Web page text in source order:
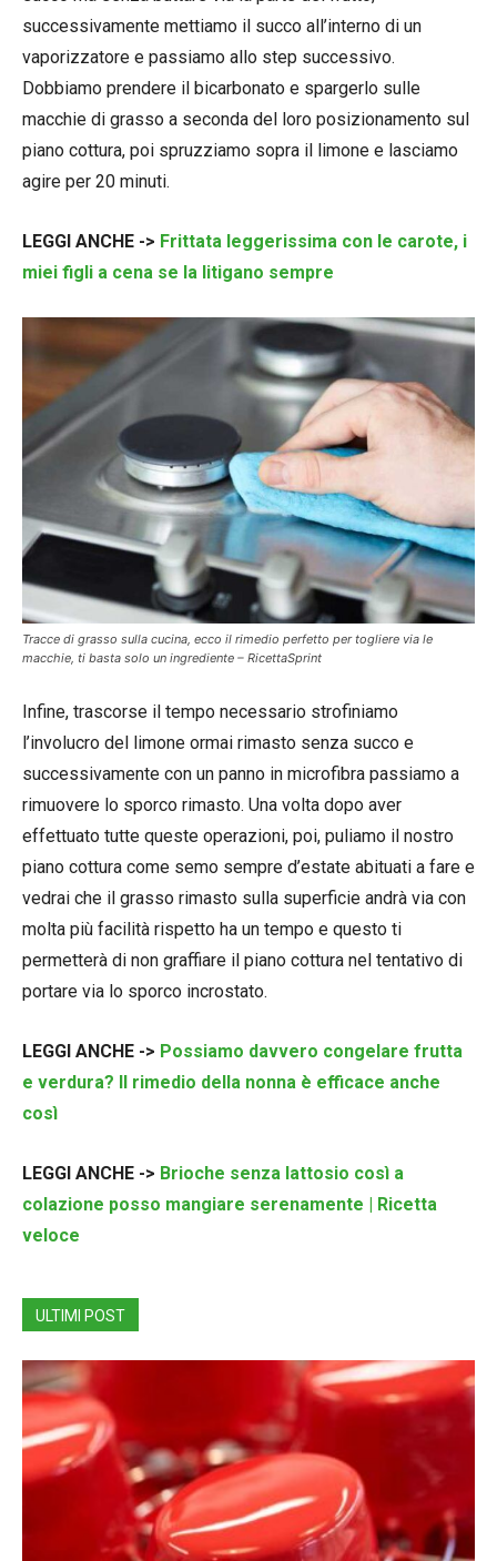
successivamente mettiamo il succo all’interno di un
vaporizzatore e passiamo allo step successivo.
Dobbiamo prendere il bicarbonato e spargerlo sulle
macchie di grasso a seconda del loro posizionamento sul
piano cottura, poi spruzziamo sopra il limone e lasciamo
agire per 20 minuti.
LEGGI ANCHE -> Frittata leggerissima con le carote, i
miei figli a cena se la litigano sempre
Tracce di grasso sulla cucina, ecco il rimedio perfetto per togliere via le
macchie, ti basta solo un ingrediente – RicettaSprint
Infine, trascorse il tempo necessario strofiniamo
l’involucro del limone ormai rimasto senza succo e
successivamente con un panno in microfibra passiamo a
rimuovere lo sporco rimasto. Una volta dopo aver
effettuato tutte queste operazioni, poi, puliamo il nostro
piano cottura come semo sempre d’estate abituati a fare e
vedrai che il grasso rimasto sulla superficie andrà via con
molta più facilità rispetto ha un tempo e questo ti
permetterà di non graffiare il piano cottura nel tentativo di
portare via lo sporco incrostato.
LEGGI ANCHE -> Possiamo davvero congelare frutta
e verdura? Il rimedio della nonna è efficace anche
così
LEGGI ANCHE -> Brioche senza lattosio così a
colazione posso mangiare serenamente | Ricetta
veloce
ULTIMI POST